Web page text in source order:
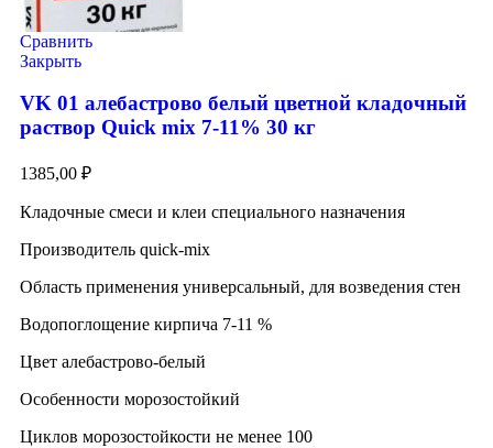
Сравнить
Закрыть
VK 01 алебастрово белый цветной кладочный
раствор Quick mix 7-11% 30 кг
1385,00 ₽
Кладочные смеси и клеи специального назначения
Производитель quick-mix
Область применения универсальный, для возведения стен
Водопоглощение кирпича 7-11 %
Цвет алебастрово-белый
Особенности морозостойкий
Циклов морозостойкости не менее 100